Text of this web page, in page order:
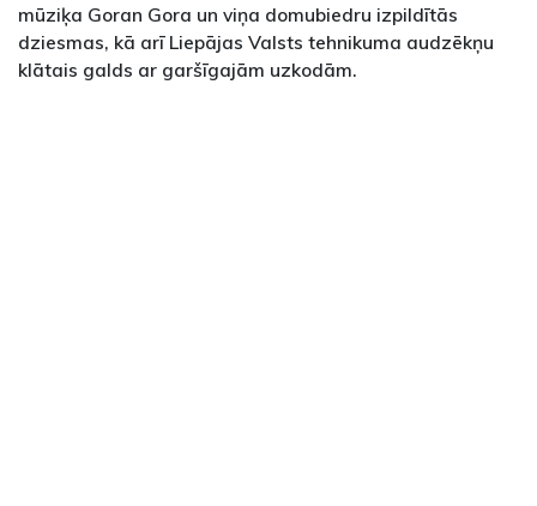
mūziķa Goran Gora un viņa domubiedru izpildītās
dziesmas, kā arī Liepājas Valsts tehnikuma audzēkņu
klātais galds ar garšīgajām uzkodām.